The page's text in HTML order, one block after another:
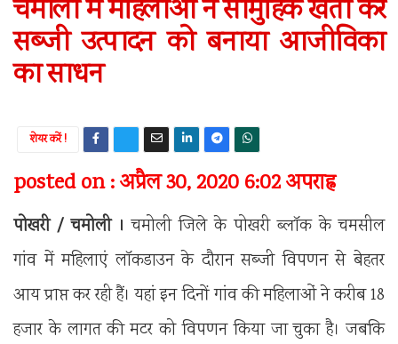
चमोली में महिलाओं ने सामुहिक खेती कर
सब्जी उत्पादन को बनाया आजीविका
का साधन
शेयर करें !
posted on : अप्रैल 30, 2020 6:02 अपराह्न
पोखरी / चमोली । चमोली जिले के पोखरी ब्लॉक के चमसील
गांव में महिलाएं लॉकडाउन के दौरान सब्जी विपणन से बेहतर
आय प्राप्त कर रही हैं। यहां इन दिनों गांव की महिलाओं ने करीब 18
हजार के लागत की मटर को विपणन किया जा चुका है। जबकि